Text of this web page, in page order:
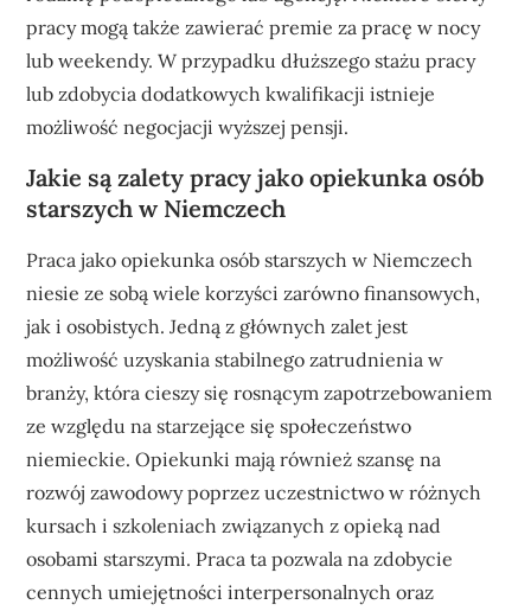
pracy mogą także zawierać premie za pracę w nocy
lub weekendy. W przypadku dłuższego stażu pracy
lub zdobycia dodatkowych kwalifikacji istnieje
możliwość negocjacji wyższej pensji.
Jakie są zalety pracy jako opiekunka osób
starszych w Niemczech
Praca jako opiekunka osób starszych w Niemczech
niesie ze sobą wiele korzyści zarówno finansowych,
jak i osobistych. Jedną z głównych zalet jest
możliwość uzyskania stabilnego zatrudnienia w
branży, która cieszy się rosnącym zapotrzebowaniem
ze względu na starzejące się społeczeństwo
niemieckie. Opiekunki mają również szansę na
rozwój zawodowy poprzez uczestnictwo w różnych
kursach i szkoleniach związanych z opieką nad
osobami starszymi. Praca ta pozwala na zdobycie
cennych umiejętności interpersonalnych oraz